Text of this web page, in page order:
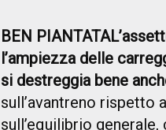
BEN PIANTATA
l’ampiezza delle
si destreggia bene
sull’avantreno rispetto
sull’equilibrio